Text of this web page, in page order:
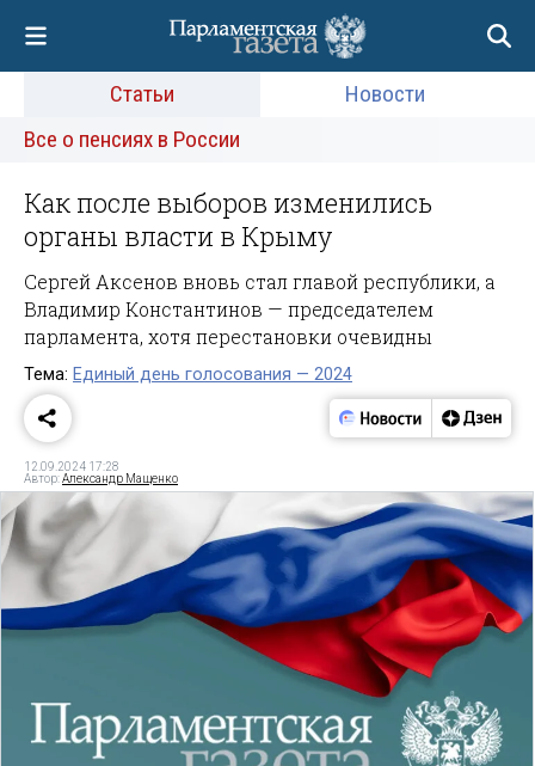
Статьи
Новости
Все о пенсиях в России
Как после выборов изменились
органы власти в Крыму
Сергей Аксенов вновь стал главой республики, а
Владимир Константинов — председателем
парламента, хотя перестановки очевидны
Тема: Единый день голосования — 2024
12.09.2024 17:28
Автор:Александр Мащенко